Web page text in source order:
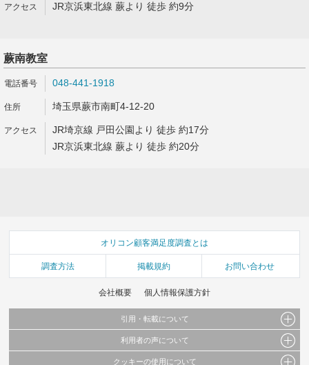
JR京浜東北線 蕨より 徒歩 約9分
蕨南教室
048-441-1918
埼玉県蕨市南町4-12-20
JR埼京線 戸田公園より 徒歩 約17分
JR京浜東北線 蕨より 徒歩 約20分
オリコン顧客満足度調査とは
調査方法 掲載規約 お問い合わせ
会社概要 個人情報保護方針
引用・転載について
当サイトで公開されている情報（文字、写真、イラスト、画像データ等）及びこれらの配
利用者の声について
クッキーの使用について